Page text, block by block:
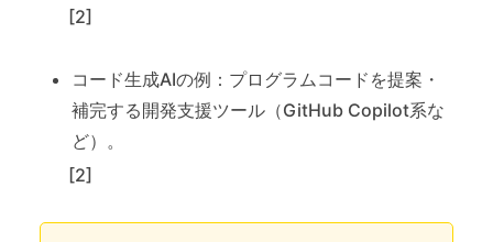
[2]
コード生成AIの例：プログラムコードを提案・
補完する開発支援ツール（GitHub Copilot系な
ど）。
[2]